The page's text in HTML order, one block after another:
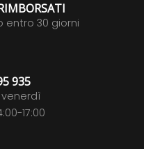
entro 30 giorni
935
17:00